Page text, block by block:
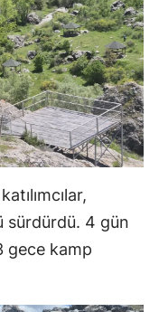
Nevşehir
Niğde
Ordu
Rize
Samsun
Siirt
sürdürdü. 4 gün
gece kamp